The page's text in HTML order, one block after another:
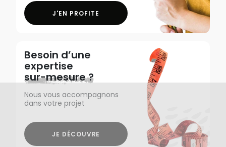
J'EN PROFITE
Besoin d’une
expertise
sur-mesure ?
Nous vous accompagnons
dans votre projet
JE DÉCOUVRE